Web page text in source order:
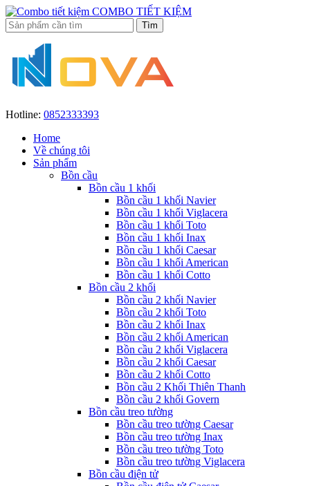
COMBO TIẾT KIỆM
Hotline: 0852333393
Home
Về chúng tôi
Sản phẩm
Bồn cầu
Bồn cầu 1 khối
Bồn cầu 1 khối Navier
Bồn cầu 1 khối Viglacera
Bồn cầu 1 khối Toto
Bồn cầu 1 khối Inax
Bồn cầu 1 khối Caesar
Bồn cầu 1 khối American
Bồn cầu 1 khối Cotto
Bồn cầu 2 khối
Bồn cầu 2 khối Navier
Bồn cầu 2 khối Toto
Bồn cầu 2 khối Inax
Bồn cầu 2 khối American
Bồn cầu 2 khối Viglacera
Bồn cầu 2 khối Caesar
Bồn cầu 2 khối Cotto
Bồn cầu 2 Khối Thiên Thanh
Bồn cầu 2 khối Govern
Bồn cầu treo tường
Bồn cầu treo tường Caesar
Bồn cầu treo tường Inax
Bồn cầu treo tường Toto
Bồn cầu treo tường Viglacera
Bồn cầu điện tử